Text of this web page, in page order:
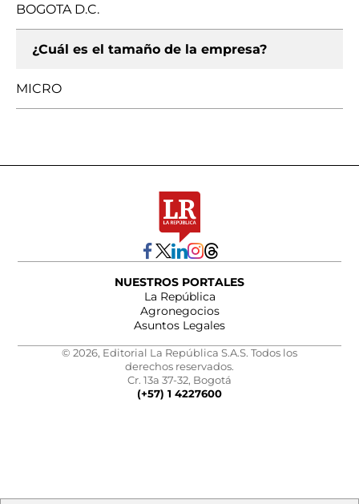
BOGOTA D.C.
¿Cuál es el tamaño de la empresa?
MICRO
NUESTROS PORTALES
La República
Agronegocios
Asuntos Legales
© 2026, Editorial La República S.A.S. Todos los
derechos reservados.
Cr. 13a 37-32, Bogotá
(+57) 1 4227600